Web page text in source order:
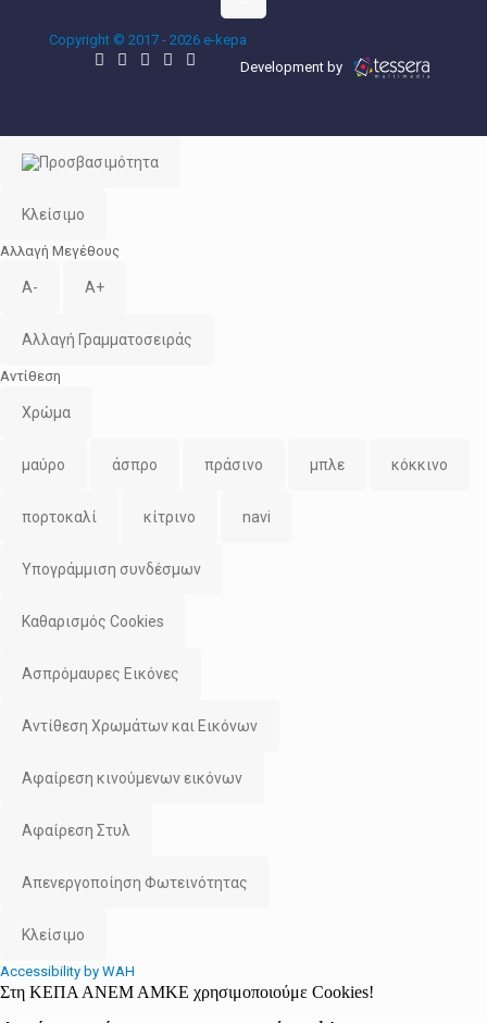
Copyright © 2017 - 2026 e-kepa
Development by
Κλείσιμο
Αλλαγή Μεγέθους
A- A+
Αλλαγή Γραμματοσειράς
Αντίθεση
Χρώμα
μαύρο άσπρο πράσινο μπλε κόκκινο
πορτοκαλί κίτρινο navi
Υπογράμμιση συνδέσμων
Καθαρισμός Cookies
Ασπρόμαυρες Εικόνες
Αντίθεση Χρωμάτων και Εικόνων
Αφαίρεση κινούμενων εικόνων
Αφαίρεση Στυλ
Απενεργοποίηση Φωτεινότητας
Κλείσιμο
Accessibility by WAH
Στη ΚΕΠΑ ΑΝΕΜ ΑΜΚΕ χρησιμοποιούμε Cookies!